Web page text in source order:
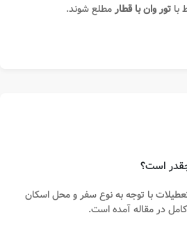
با تور وان با قطارمطلع شوند.
تور وان ۱۴۰۵ در تعطیلات با توجه به نوع سفر و محل اسکان
در مقاله آمده است.